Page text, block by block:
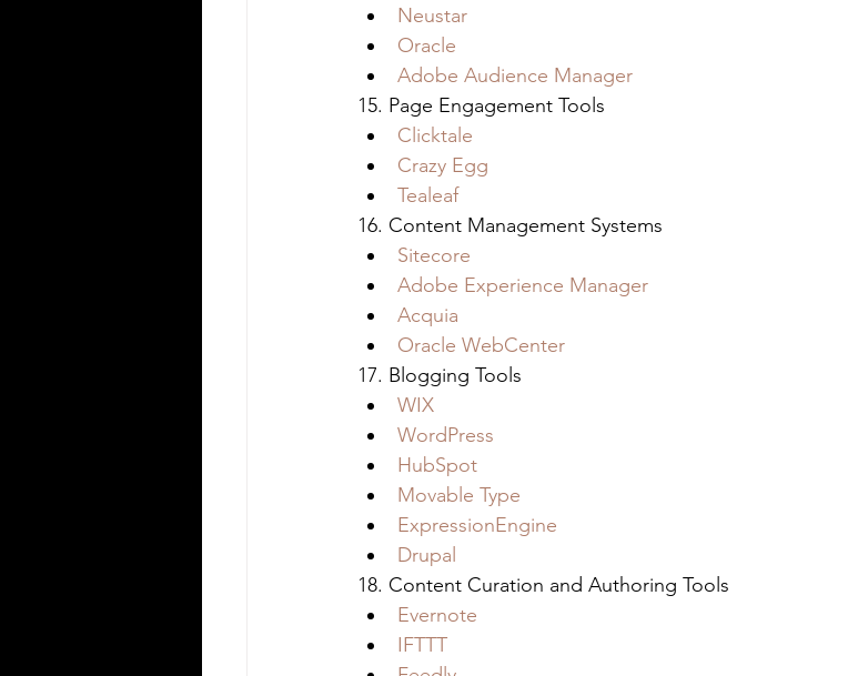
Neustar
Oracle
Adobe Audience Manager
15. Page Engagement Tools
Clicktale
Crazy Egg
Tealeaf
16. Content Management Systems
Sitecore
Adobe Experience Manager
Acquia
Oracle WebCenter
17. Blogging Tools
WIX
WordPress
HubSpot
Movable Type
ExpressionEngine
Drupal
18. Content Curation and Authoring Tools
Evernote
IFTTT